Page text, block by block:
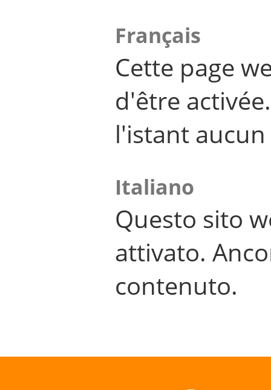
Français
Cette page
d'être
l'istant
Italiano
Questo sito
attivato.
contenuto.